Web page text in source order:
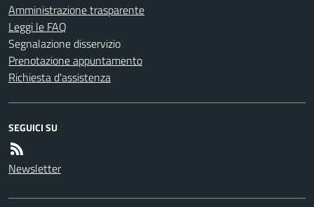
Amministrazione trasparente
Leggi le FAQ
Segnalazione disservizio
Prenotazione appuntamento
Richiesta d'assistenza
SEGUICI SU
Newsletter